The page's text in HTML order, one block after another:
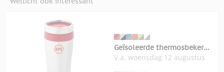
Geïsoleerde thermosbeker
Elwood 410 ml
V.a. woensdag 12 augustus